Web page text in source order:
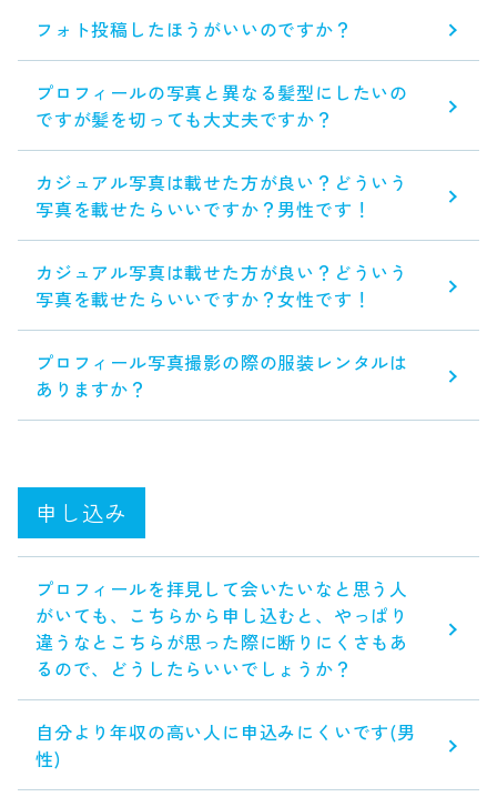
フォト投稿したほうがいいのですか？
プロフィールの写真と異なる髪型にしたいの
ですが髪を切っても大丈夫ですか？
カジュアル写真は載せた方が良い？どういう
写真を載せたらいいですか？男性です！
カジュアル写真は載せた方が良い？どういう
写真を載せたらいいですか？女性です！
プロフィール写真撮影の際の服装レンタルは
ありますか？
申し込み
プロフィールを拝見して会いたいなと思う人
がいても、こちらから申し込むと、やっぱり
違うなとこちらが思った際に断りにくさもあ
るので、どうしたらいいでしょうか？
自分より年収の高い人に申込みにくいです(男
性)